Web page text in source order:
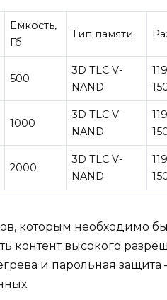
Емкость,
Гб
Тип памяти
500
3D TLC V-
NAND
1000
3D TLC V-
NAND
2000
3D TLC V-
NAND
которым необходимо
контент высокого
и парольная защита